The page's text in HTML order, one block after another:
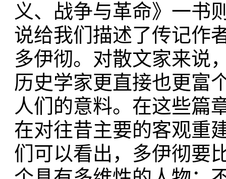
义、战争与革命》一书
说给我们描述了传记作
多伊彻。对散文家来说
历史学家更直接也更富
人们的意料。在这些篇
在对往昔主要的客观重
们可以看出，多伊彻要